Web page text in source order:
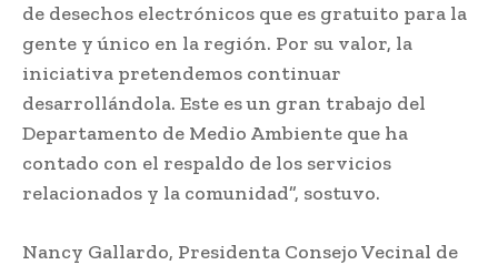
de desechos electrónicos que es gratuito para la
gente y único en la región. Por su valor, la
iniciativa pretendemos continuar
desarrollándola. Este es un gran trabajo del
Departamento de Medio Ambiente que ha
contado con el respaldo de los servicios
relacionados y la comunidad”, sostuvo.
Nancy Gallardo, Presidenta Consejo Vecinal de